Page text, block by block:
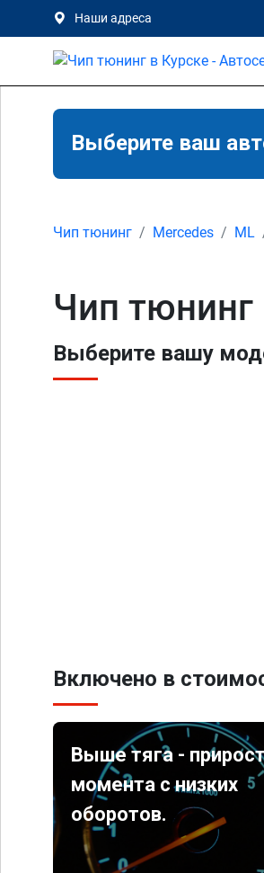
Наши адреса
Выберите ваш
Чип тюнинг Mercedes ML
Чип тюнинг
Выберите вашу
Включено в
Выше тяга -
момента с низких
оборотов.